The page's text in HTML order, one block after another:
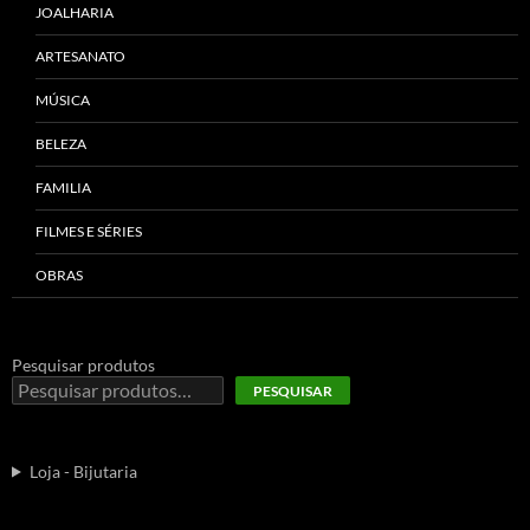
JOALHARIA
ARTESANATO
MÚSICA
BELEZA
FAMILIA
FILMES E SÉRIES
OBRAS
Pesquisar produtos
PESQUISAR
Loja - Bijutaria